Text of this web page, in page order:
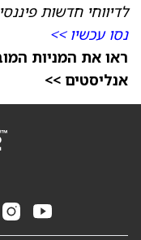
לדיווחי חדשות
נסו עכשיו >>
ראו את המניות
אנליסטים >>